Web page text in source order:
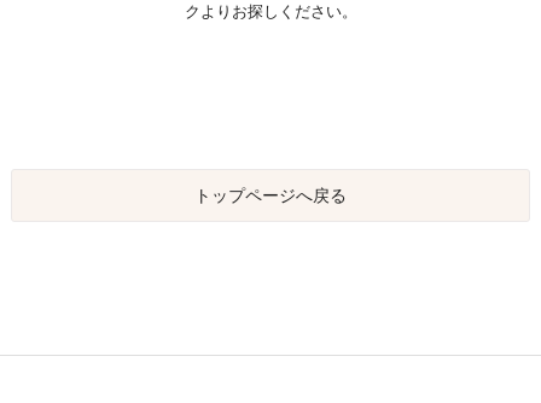
クよりお探しください。
トップページへ戻る